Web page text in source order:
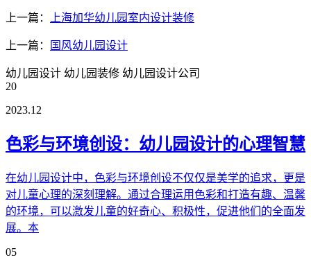
上一篇： 上海加华幼儿园室内设计装修
上一篇： 国风幼儿园设计
幼儿园设计 幼儿园装修 幼儿园设计公司
20
2023.12
色彩与环境创设：幼儿园设计的心理智慧
在幼儿园设计中，色彩与环境创设不仅仅是美学的追求，更是
对儿童心理的深刻理解。通过合理运用色彩和打造有趣、温馨
的环境，可以激发儿童的好奇心、积极性，促进他们的全面发
展。本
05